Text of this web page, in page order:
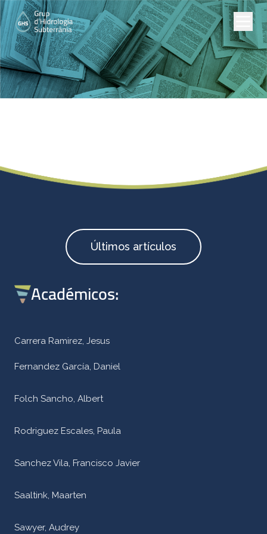
Últimos artículos
Académicos:
Carrera Ramirez, Jesus
Fernandez García, Daniel
Folch Sancho, Albert
Rodriguez Escales, Paula
Sanchez Vila, Francisco Javier
Saaltink, Maarten
Sawyer, Audrey